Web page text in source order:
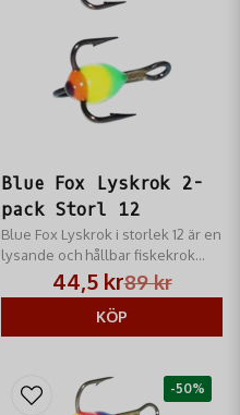
Blue Fox Lyskrok 2-
pack Storl 12
Blue Fox Lyskrok i storlek 12 är en
lysande och hållbar fiskekrok
med VMC-teknologi för ökad
skärpa.
89 kr
44,5 kr
KÖP
-50%